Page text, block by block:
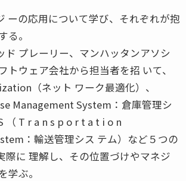
ーの応用について学び、それぞれが抱
る。
ド プレーリー、マンハッタンアソシ
トウェア会社から担当者を招 いて、
（ネット ワーク最適化）、
Management System：倉庫管理シ
（ T r a n s p o r t a t i o n
：輸送管理シス テム）など５つの
際に 理解し、その位置づけやマネジ
学ぶ。